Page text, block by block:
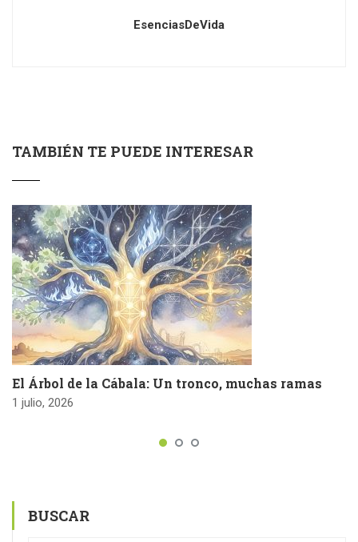
EsenciasDeVida
TAMBIÉN TE PUEDE INTERESAR
El Árbol de la Cábala: Un tronco, muchas ramas
1 julio, 2026
BUSCAR